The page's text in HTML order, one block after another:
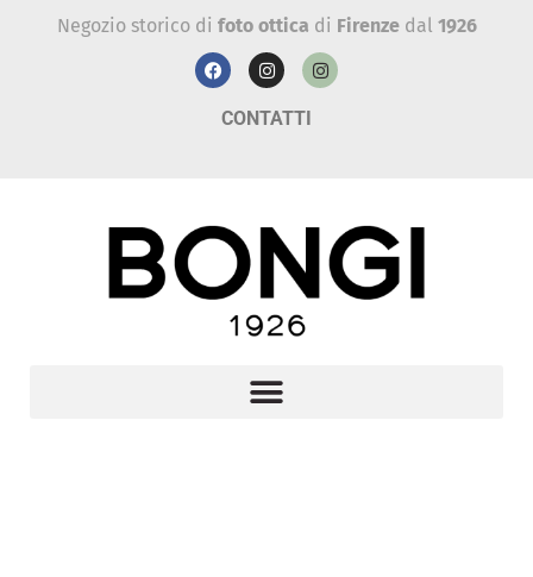
Negozio storico di foto ottica di Firenzedal 1926
CONTATTI